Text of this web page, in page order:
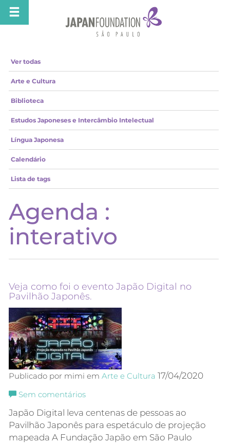
Ver todas
Arte e Cultura
Biblioteca
Estudos Japoneses e Intercâmbio Intelectual
Língua Japonesa
Calendário
Lista de tags
Agenda :
interativo
Veja como foi o evento Japão Digital no
Pavilhão Japonês.
Publicado por mimi em Arte e Cultura 17/04/2020
Sem comentários
Japão Digital leva centenas de pessoas ao
Pavilhão Japonês para espetáculo de projeção
mapeada A Fundação Japão em São Paulo